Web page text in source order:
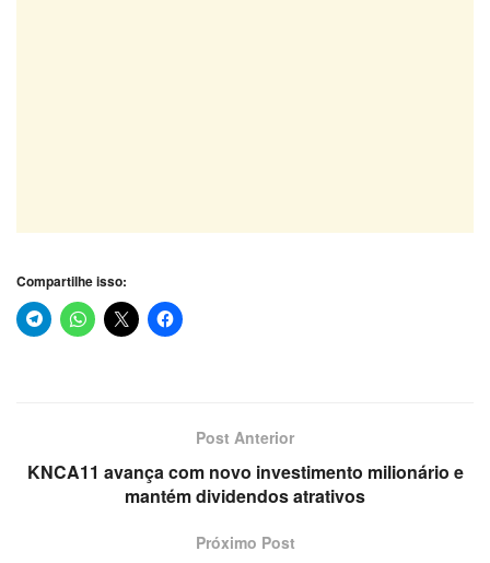
Compartilhe isso:
Post Anterior
KNCA11 avança com novo investimento milionário e
mantém dividendos atrativos
Próximo Post